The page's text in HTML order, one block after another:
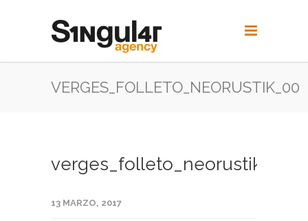
VERGES_FOLLETO_NEORUSTIK_00
verges_folleto_neorustik_00
13 MARZO, 2017